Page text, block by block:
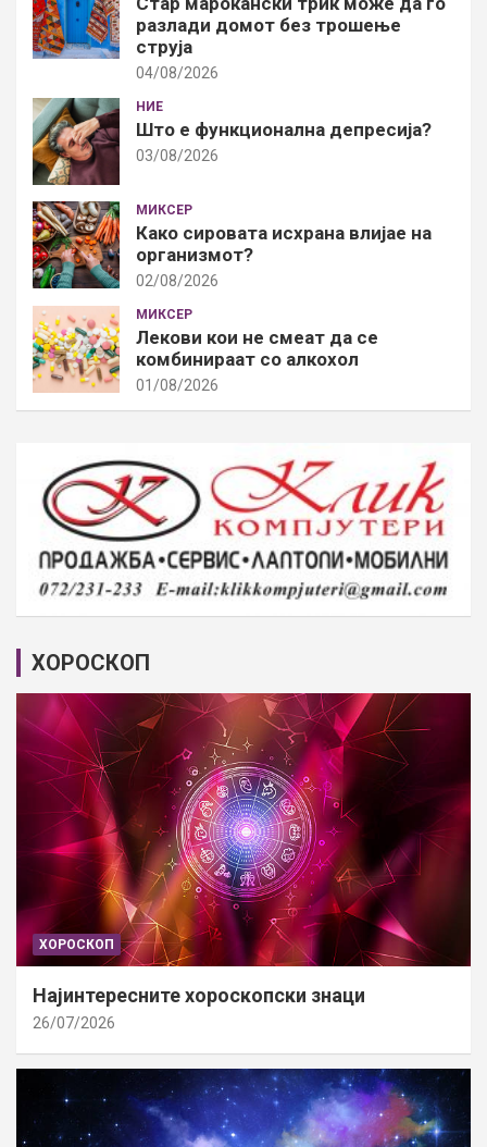
разлади домот без трошење
струја
04/08/2026
НИЕ
Што е функционална депресија?
03/08/2026
МИКСЕР
Како сировата исхрана влијае на
организмот?
02/08/2026
МИКСЕР
Лекови кои не смеат да се
комбинираат со алкохол
01/08/2026
ХОРОСКОП
ХОРОСКОП
Најинтересните хороскопски знаци
26/07/2026